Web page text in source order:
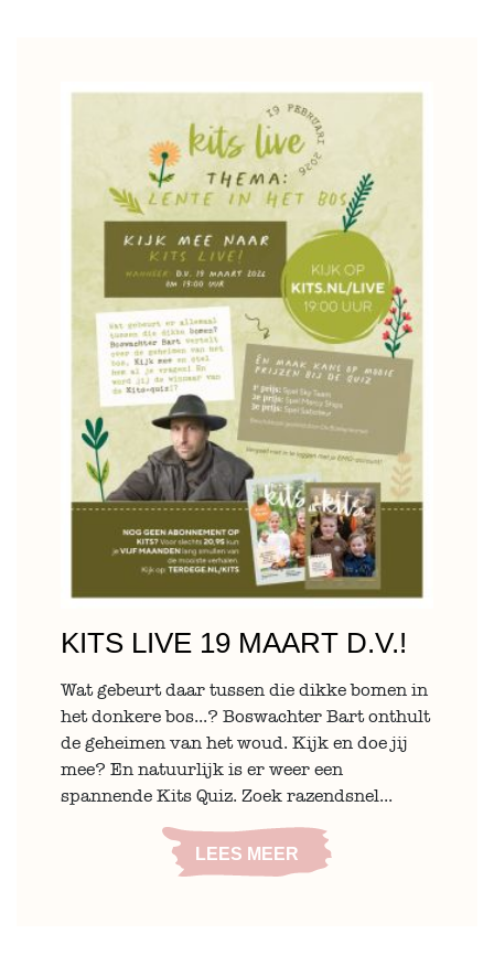
KITS LIVE 19 MAART D.V.!
Wat gebeurt daar tussen die dikke bomen in
het donkere bos...? Boswachter Bart onthult
de geheimen van het woud. Kijk en doe jij
mee? En natuurlijk is er weer een
spannende Kits Quiz. Zoek razendsnel...
LEES MEER